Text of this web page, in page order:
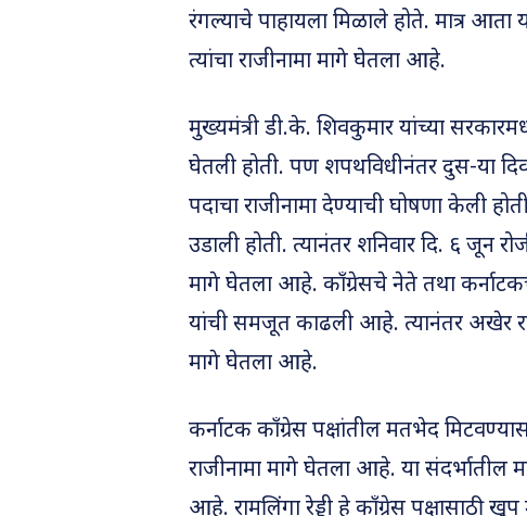
रंगल्याचे पाहायला मिळाले होते. मात्र आता
त्यांचा राजीनामा मागे घेतला आहे.
मुख्यमंत्री डी.के. शिवकुमार यांच्या
घेतली होती. पण शपथविधीनंतर दुस-या
पदाचा राजीनामा देण्याची घोषणा केली
उडाली होती. त्यानंतर शनिवार दि. ६ जून
मागे घेतला आहे. काँग्रेसचे नेते तथा कर्नाटकचे
यांची समजूत काढली आहे. त्यानंतर अखेर
मागे घेतला आहे.
कर्नाटक काँग्रेस पक्षांतील मतभेद
राजीनामा मागे घेतला आहे. या संदर्भातील
आहे. रामलिंगा रेड्डी हे काँग्रेस पक्षासाठी